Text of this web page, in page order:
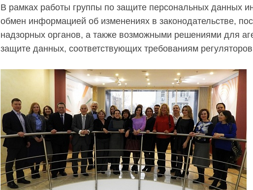
В рамках работы группы по защите персональных данных
обмен информацией об изменениях в законодательстве,
надзорных органов, а также возможными решениями для
защите данных, соответствующих требованиям